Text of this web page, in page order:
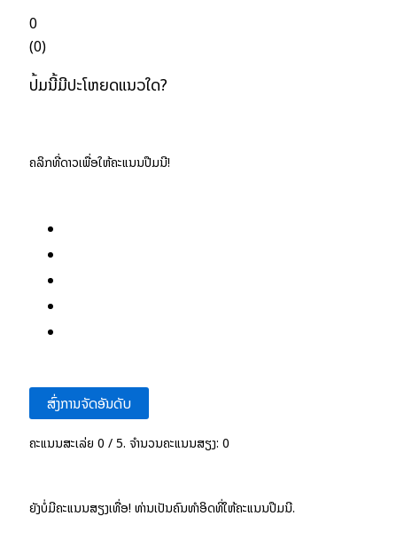
0
(0)
ປື້ມນີ້ມີປະໂຫຍດແນວໃດ?
ຄລິກທີ່ດາວເພື່ອໃຫ້ຄະແນນປື້ມນີ້!
ສົ່ງການຈັດອັນດັບ
ຄະແນນສະເລ່ຍ 0 / 5. ຈຳນວນຄະແນນສຽງ: 0
ຍັງບໍ່ມີຄະແນນສຽງເທື່ອ! ທ່ານເປັນຄົນທຳອິດທີ່ໃຫ້ຄະແນນປື້ມນີ້.